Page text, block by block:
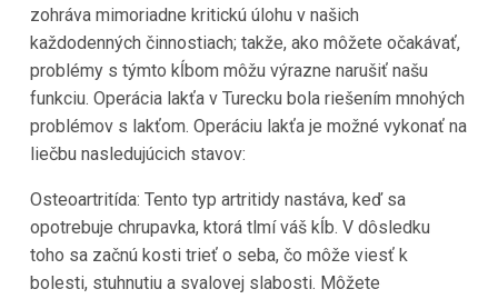
zohráva mimoriadne kritickú úlohu v našich
každodenných činnostiach; takže, ako môžete očakávať,
problémy s týmto kĺbom môžu výrazne narušiť našu
funkciu. Operácia lakťa v Turecku bola riešením mnohých
problémov s lakťom. Operáciu lakťa je možné vykonať na
liečbu nasledujúcich stavov:
Osteoartritída: Tento typ artritidy nastáva, keď sa
opotrebuje chrupavka, ktorá tlmí váš kĺb. V dôsledku
toho sa začnú kosti trieť o seba, čo môže viesť k
bolesti, stuhnutiu a svalovej slabosti. Môžete